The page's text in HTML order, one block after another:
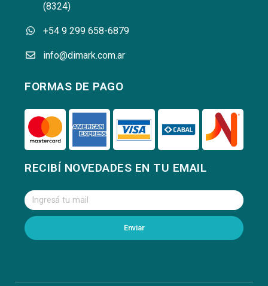
(8324)
+54 9 299 658-6879
info@dimark.com.ar
FORMAS DE PAGO
RECIBÍ NOVEDADES EN TU EMAIL
Enviar